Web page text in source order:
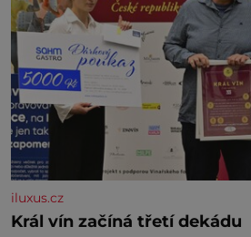
iluxus.cz
Král vín začíná třetí dekádu